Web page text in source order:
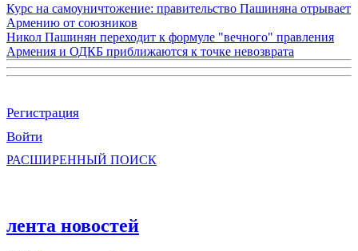
Курс на самоуничтожение: правительство Пашиняна отрывает
Армению от союзников
Никол Пашинян переходит к формуле "вечного" правления
Армения и ОДКБ приближаются к точке невозврата
Регистрация
Войти
РАСШИРЕННЫЙ ПОИСК
лента новостей